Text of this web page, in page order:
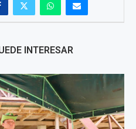
INTERESAR